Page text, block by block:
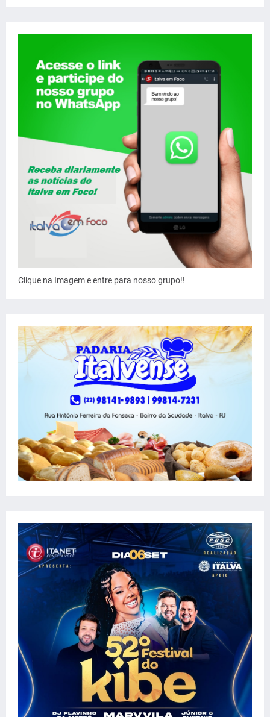
Clique na Imagem e entre para nosso grupo!!